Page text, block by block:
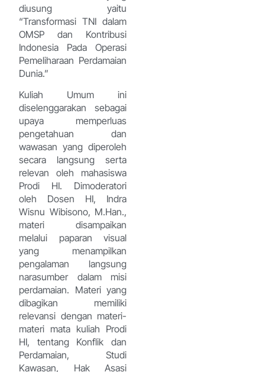
diusung yaitu
“Transformasi TNI dalam
OMSP dan Kontribusi
Indonesia Pada Operasi
Pemeliharaan Perdamaian
Dunia.”
Kuliah Umum ini
diselenggarakan sebagai
upaya memperluas
pengetahuan dan
wawasan yang diperoleh
secara langsung serta
relevan oleh mahasiswa
Prodi HI. Dimoderatori
oleh Dosen HI, Indra
Wisnu Wibisono, M.Han.,
materi disampaikan
melalui paparan visual
yang menampilkan
pengalaman langsung
narasumber dalam misi
perdamaian. Materi yang
dibagikan memiliki
relevansi dengan materi-
materi mata kuliah Prodi
HI, tentang Konflik dan
Perdamaian, Studi
Kawasan, Hak Asasi